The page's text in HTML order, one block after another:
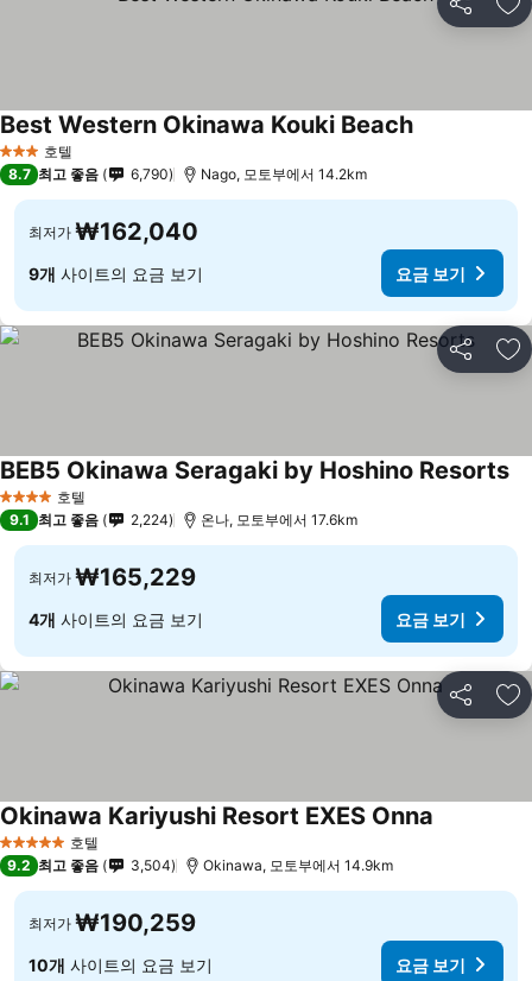
공유 즐
3 성급 호텔
Best Western Okinawa Kouki Beach
8.7 최고 좋음 6,790 Nago, 모토부에서 14.2km
최저가 ₩162,040
9개 사이트의 요금 보기 요금 보기
공유 즐
4 성급 호텔
BEB5 Okinawa Seragaki by Hoshino Resorts
9.1 최고 좋음 2,224 온나, 모토부에서 17.6km
최저가 ₩165,229
4개 사이트의 요금 보기 요금 보기
공유 즐
5 성급 호텔
Okinawa Kariyushi Resort EXES Onna
9.2 최고 좋음 3,504 Okinawa, 모토부에서 14.9km
최저가 ₩190,259
10개 사이트의 요금 보기 요금 보기